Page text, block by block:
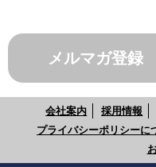
メルマガ登録
会社案内 採用情報
プライバシーポリシーに